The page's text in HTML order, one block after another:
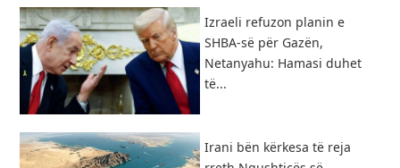
Izraeli refuzon planin e
SHBA-së për Gazën,
Netanyahu: Hamasi duhet
të...
​Irani bën kërkesa të reja